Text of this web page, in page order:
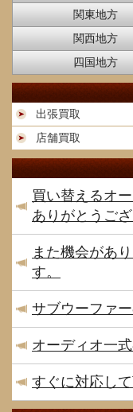
関東地方
関西地方
四国地方
出張買取
店舗買取
買い替えるオ
ありがとうござ
また機会があ
す。
サブウーファ
オーディオ一
すぐに対応し